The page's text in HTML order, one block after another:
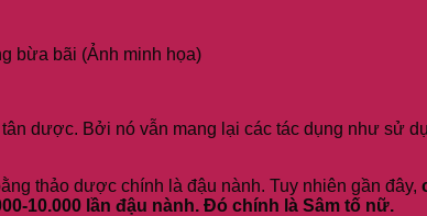
bừa bãi (Ảnh minh họa)
dược. Bởi nó vẫn mang lại các tác dụng như sử
thảo dược chính là đậu nành. Tuy nhiên gần đây,
10.000 lần đậu nành. Đó chính là Sâm tố nữ.